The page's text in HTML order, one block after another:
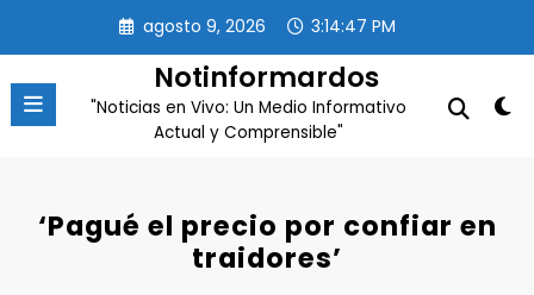
contenido
agosto 9, 2026 3:14:47 PM
Notinformardos
"Noticias en Vivo: Un Medio Informativo
Actual y Comprensible"
‘Pagué el precio por confiar en
traidores’